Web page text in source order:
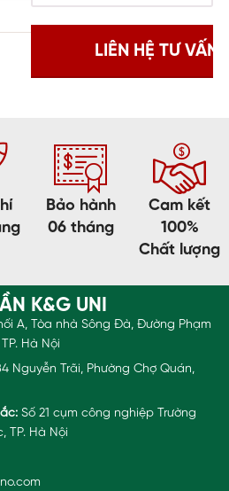
Bảo hành
06 tháng
Cam kết
100%
Chất lượng
K&G UNI
A, Tòa nhà Sông Đà, Đường Phạm
Hà Nội
Nguyễn Trãi, Phường Chợ Quán,
Số 21 cụm công nghiệp Trường
TP. Hà Nội